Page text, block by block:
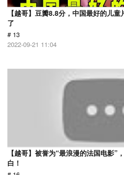
【越哥】豆瓣8.8分，中国最好的儿
了
# 13
2022-09-21 11:04
【越哥】被誉为“最浪漫的法国电影”
白！